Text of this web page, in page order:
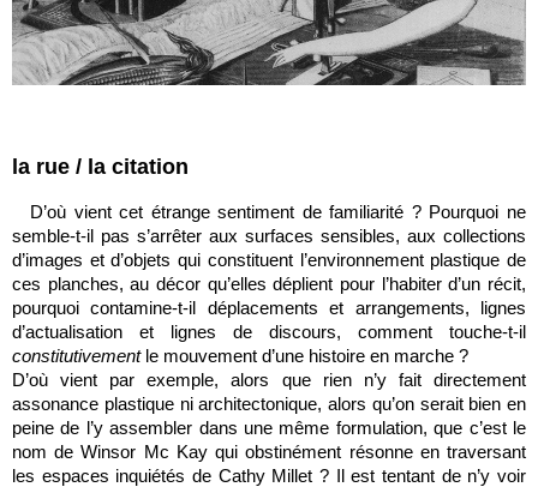
la rue / la citation
D’où vient cet étrange sentiment de familiarité ? Pourquoi ne
semble-t-il pas s’arrêter aux surfaces sensibles, aux collections
d’images et d’objets qui constituent l’environnement plastique de
ces planches, au décor qu’elles déplient pour l’habiter d’un récit,
pourquoi contamine-t-il déplacements et arrangements, lignes
d’actualisation et lignes de discours, comment touche-t-il
constitutivementle mouvement d’une histoire en marche ?
D’où vient par exemple, alors que rien n’y fait directement
assonance plastique ni architectonique, alors qu’on serait bien en
peine de l’y assembler dans une même formulation, que c’est le
nom de Winsor Mc Kay qui obstinément résonne en traversant
les espaces inquiétés de Cathy Millet ? Il est tentant de n’y voir